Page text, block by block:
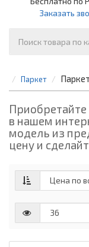
Заказать
Паркет
Приобретайте
в нашем
модель из
цену и